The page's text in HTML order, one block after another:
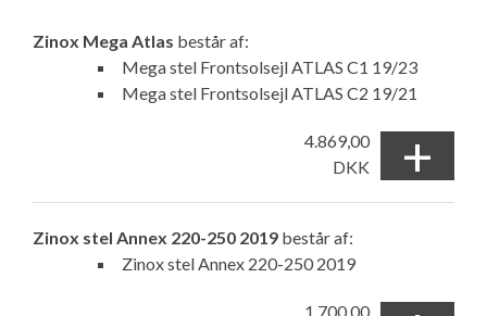
Zinox Mega Atlas består af:
Mega stel Frontsolsejl ATLAS C1 19/23
Mega stel Frontsolsejl ATLAS C2 19/21
4.869,00
DKK
+
Zinox stel Annex 220-250 2019 består af:
Zinox stel Annex 220-250 2019
1.700,00